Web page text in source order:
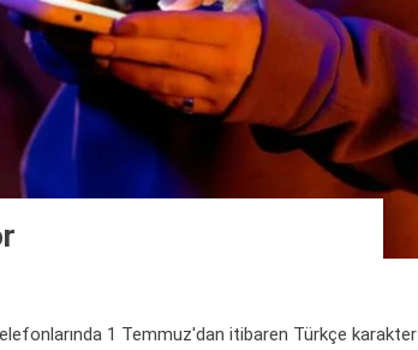
1 Temmuz'dan itibaren Türkçe karakter